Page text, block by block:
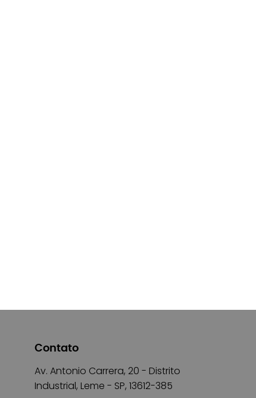
Contato
Av. Antonio Carrera, 20 - Distrito
Industrial, Leme - SP, 13612-385